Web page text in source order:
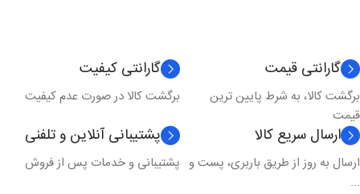
نوع کارکرد
تکنولوژی چاپ لیزری
مدل چاپ
گارانتی قیمت
برگشت کالا، به شرط پایین ترین
قیمت
گارانتی کیفیت
برگشت کالا در صورت عدم کیفیت
ارسال سریع کالا
ارسال به روز از طریق باربری، پست و
...
پشتیبانی آنلاین و تلفنی
پشتیبانی و خدمات پس از فروش